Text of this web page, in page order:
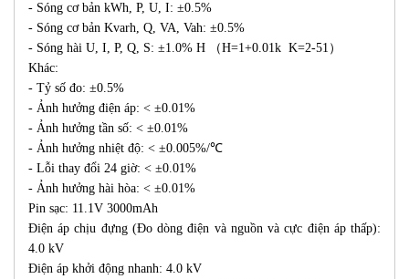
- Sóng cơ bản kWh, P, U, I: ±0.5%
- Sóng cơ bản Kvarh, Q, VA, Vah: ±0.5%
- Sóng hài U, I, P, Q, S: ±1.0% H （H=1+0.01k K=2-51）
Khác:
- Tỷ số đo: ±0.5%
- Ảnh hưởng điện áp: < ±0.01%
- Ảnh hưởng tần số: < ±0.01%
- Ảnh hưởng nhiệt độ: < ±0.005%/℃
- Lỗi thay đổi 24 giờ: < ±0.01%
- Ảnh hưởng hài hòa: < ±0.01%
Pin sạc: 11.1V 3000mAh
Điện áp chịu đựng (Đo dòng điện và nguồn và cực điện áp thấp):
4.0 kV
Điện áp khởi động nhanh: 4.0 kV